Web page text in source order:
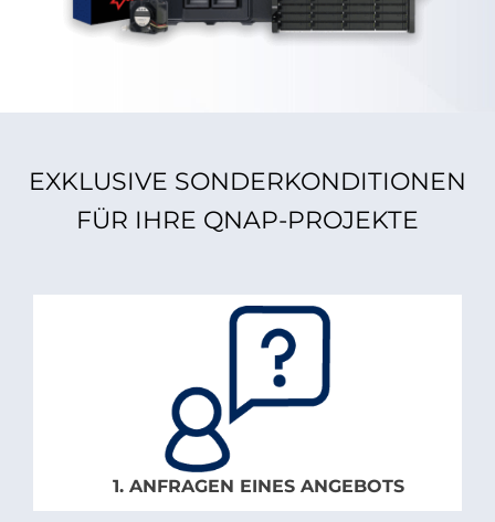
EXKLUSIVE SONDERKONDITIONEN
FÜR IHRE QNAP-PROJEKTE
1. ANFRAGEN EINES ANGEBOTS